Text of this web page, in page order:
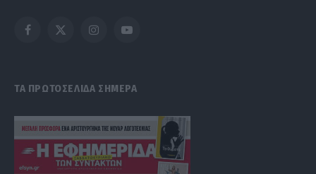
Facebook
X
InstagramYouTube
ΤΑ ΠΡΩΤΟΣΕΛΙΔΑ ΣΗΜΕΡΑ